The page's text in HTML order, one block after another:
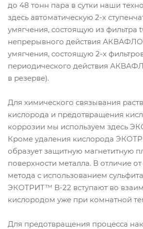
до 48 тонн пара в сутки наши
здесь автоматическую 2-х
умягчения, состоящую из фильтра
непрерывного действия
умягчения, состоящую 2-х
периодического действия
в резерве).
Для химического связывания
кислорода и предотвращения
коррозии мы используем здесь
Кроме удаления кислорода
образует защитную магнетитную
поверхности металла. В отличие
метода с использованием
ЭКОТРИТ™ В-22 вступают во
кислородом уже при комнатной
Для предотвращения процесса